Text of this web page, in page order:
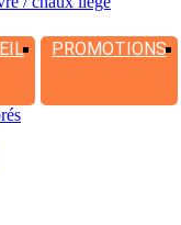
PROMOTIONS